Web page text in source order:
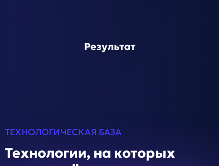
Результат
ТЕХНОЛОГИЧЕСКАЯ БАЗА
Технологии, на которых